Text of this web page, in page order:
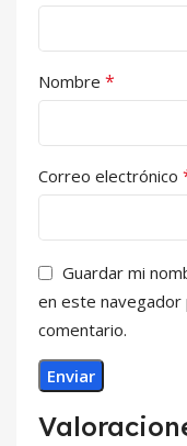
Nombre *
Correo electrónico
Guardar mi
en este navegador
comentario.